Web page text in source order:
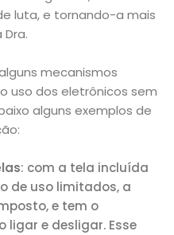
luta, e tornando-a mais
mecanismos
uso dos eletrônicos sem
alguns exemplos de
: com a tela incluída
de uso limitados, a
e tem o
ligar e desligar. Esse